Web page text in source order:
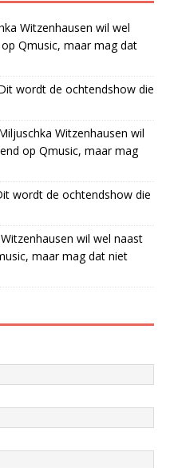
Witzenhausen wil wel
Qmusic, maar mag dat
wordt de ochtendshow die
Witzenhausen wil
op Qmusic, maar mag
wordt de ochtendshow die
wil wel naast
maar mag dat niet